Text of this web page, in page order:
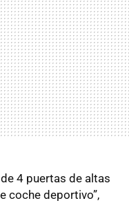
4 puertas de altas
coche deportivo”,